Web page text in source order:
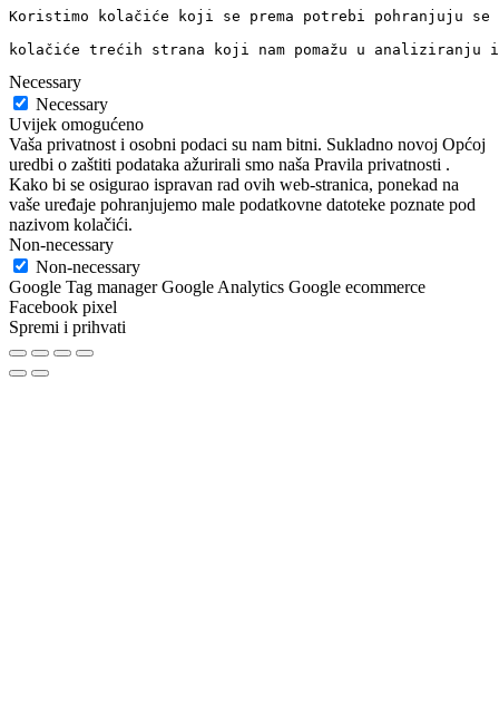
Koristimo kolačiće koji se prema potrebi pohranjuju
kolačiće trećih strana koji nam pomažu u
Necessary
Necessary
Uvijek omogućeno
Vaša privatnost i osobni podaci su nam bitni. Sukladno novoj Općoj
uredbi o zaštiti podataka ažurirali smo naša Pravila privatnosti .
Kako bi se osigurao ispravan rad ovih web-stranica, ponekad na
vaše uređaje pohranjujemo male podatkovne datoteke poznate pod
nazivom kolačići.
Non-necessary
Non-necessary
Google Tag manager Google Analytics Google ecommerce
Facebook pixel
Spremi i prihvati